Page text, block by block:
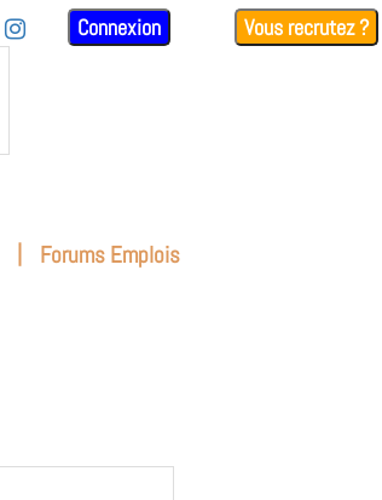
 Connexion Vous recrutez ?
| Forums Emplois